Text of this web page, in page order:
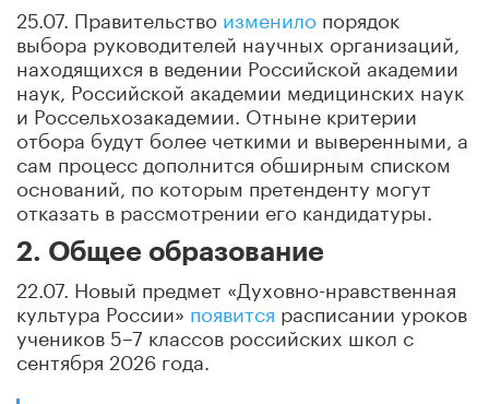
25.07. Правительство изменило порядок
выбора руководителей научных организаций,
находящихся в ведении Российской академии
наук, Российской академии медицинских наук
и Россельхозакадемии. Отныне критерии
отбора будут более четкими и выверенными, а
сам процесс дополнится обширным списком
оснований, по которым претенденту могут
отказать в рассмотрении его кандидатуры.
2. Общее образование
22.07. Новый предмет «Духовно-нравственная
культура России»появится расписании уроков
учеников 5–7 классов российских школ с
сентября 2026 года.